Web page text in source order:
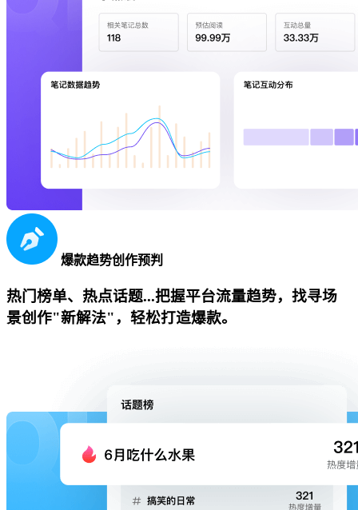
爆款趋势创作预判
热门榜单、热点话题...把握平台流量趋势，找寻场
景创作"新解法"，轻松打造爆款。